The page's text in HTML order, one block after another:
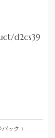
d2cs39
ック＋